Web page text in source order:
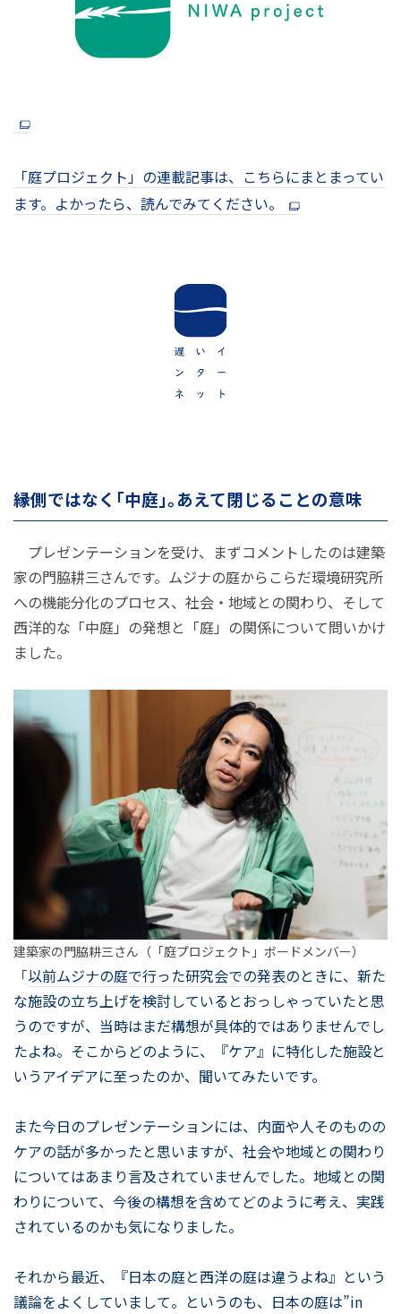
「庭プロジェクト」の連載記事は、こちらにまとまってい
ます。よかったら、読んでみてください。
縁側ではなく「中庭」。あえて閉じることの意味
プレゼンテーションを受け、まずコメントしたのは建築
家の門脇耕三さんです。ムジナの庭からこらだ環境研究所
への機能分化のプロセス、社会・地域との関わり、そして
西洋的な「中庭」の発想と「庭」の関係について問いかけ
ました。
建築家の門脇耕三さん（「庭プロジェクト」ボードメンバー）
「以前ムジナの庭で行った研究会での発表のときに、新た
な施設の立ち上げを検討しているとおっしゃっていたと思
うのですが、当時はまだ構想が具体的ではありませんでし
たよね。そこからどのように、『ケア』に特化した施設と
いうアイデアに至ったのか、聞いてみたいです。
また今日のプレゼンテーションには、内面や人そのものの
ケアの話が多かったと思いますが、社会や地域との関わり
についてはあまり言及されていませんでした。地域との関
わりについて、今後の構想を含めてどのように考え、実践
されているのかも気になりました。
それから最近、『日本の庭と西洋の庭は違うよね』という
議論をよくしていまして。というのも、日本の庭は”in